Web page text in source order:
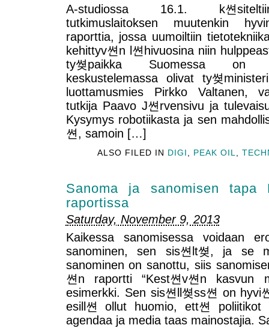
A-studiossa 16.1. k쎤
tutkimuslaitoksen muutenkin
raporttia, jossa uumoiltiin
kehittyv쎤n l쎤hivuosina niin
ty쎶paikka Suomessa on
keskustelemassa olivat ty쎶
luottamusmies Pirkko Valtanen,
tutkija Paavo J쎤rvensivu ja
Kysymys robotiikasta ja sen
쎤, samoin […]
ALSO FILED IN DIGI PEAK OIL
Sanoma ja sanomisen tapa
raportissa
Saturday, November 9, 2013
Kaikessa sanomisessa voidaan
sanominen, sen sis쎤lt쎶, ja se
sanominen on sanottu, siis
쎤n raportti “Kest쎤v쎤n kasvun
esimerkki. Sen sis쎤ll쎶ss쎤 on hyvi
esill쎤 ollut huomio, ett쎤 poliitikot
agendaa ja media taas mainostajia.